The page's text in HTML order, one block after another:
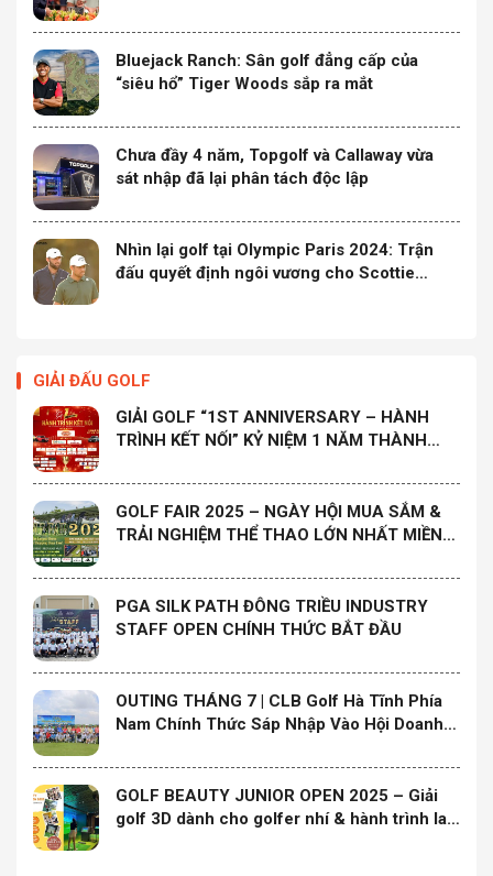
Bluejack Ranch: Sân golf đẳng cấp của
“siêu hổ” Tiger Woods sắp ra mắt
Chưa đầy 4 năm, Topgolf và Callaway vừa
sát nhập đã lại phân tách độc lập
Nhìn lại golf tại Olympic Paris 2024: Trận
đấu quyết định ngôi vương cho Scottie
GIẢI ĐẤU GOLF
GIẢI GOLF “1ST ANNIVERSARY – HÀNH
TRÌNH KẾT NỐI” KỶ NIỆM 1 NĂM THÀNH
GOLF FAIR 2025 – NGÀY HỘI MUA SẮM &
TRẢI NGHIỆM THỂ THAO LỚN NHẤT MIỀN
PGA SILK PATH ĐÔNG TRIỀU INDUSTRY
STAFF OPEN CHÍNH THỨC BẮT ĐẦU
OUTING THÁNG 7 | CLB Golf Hà Tĩnh Phía
Nam Chính Thức Sáp Nhập Vào Hội Doanh
Chấp Hành Nhiệm Kỳ Mới
GOLF BEAUTY JUNIOR OPEN 2025 – Giải
golf 3D dành cho golfer nhí & hành trình lan